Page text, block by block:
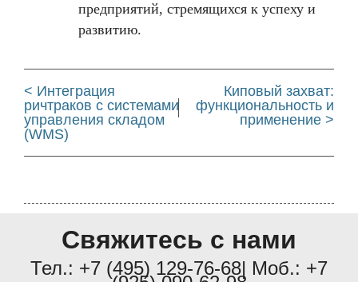
предприятий, стремящихся к успеху и
развитию.
< Интеграция
ричтраков с системами
управления складом
(WMS)
Киповый захват:
функциональность и
применение >
Свяжитесь с нами
Тел.: +7 (495) 129-76-68| Моб.: +7